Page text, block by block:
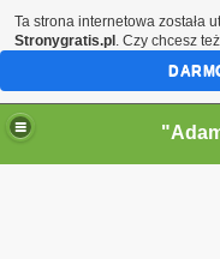
Ta strona internetowa została
Stronygratis.pl . Czy chcesz